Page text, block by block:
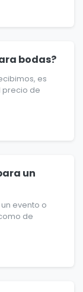
bodas?
es
precio de
un
evento o
de